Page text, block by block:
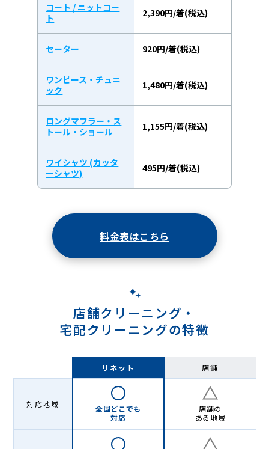
コート / ニットコー
ト
2,390円/着(税込)
セーター 920円/着(税込)
ワンピース・チュニ
ック
1,480円/着(税込)
ロングマフラー・ス
トール・ショール
1,155円/着(税込)
ワイシャツ (カッタ
ーシャツ)
495円/着(税込)
料金表はこちら
店舗クリーニング・
宅配クリーニングの特徴
リネット 店舗
対応地域
全国どこでも
対応
店舗の
ある地域